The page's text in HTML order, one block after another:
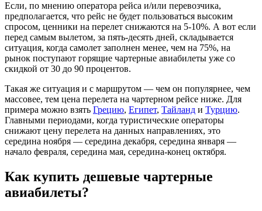
Если, по мнению оператора рейса и/или перевозчика,
предполагается, что рейс не будет пользоваться высоким
спросом, ценники на перелет снижаются на 5-10%. А вот если
перед самым вылетом, за пять-десять дней, складывается
ситуация, когда самолет заполнен менее, чем на 75%, на
рынок поступают горящие чартерные авиабилеты уже со
скидкой от 30 до 90 процентов.
Такая же ситуация и с маршрутом — чем он популярнее, чем
массовее, тем цена перелета на чартерном рейсе ниже. Для
примера можно взять Грецию, Египет, Тайланд и Турцию.
Главными периодами, когда туристические операторы
снижают цену перелета на данных направлениях, это
середина ноября — середина декабря, середина января —
начало февраля, середина мая, середина-конец октября.
Как купить дешевые чартерные
авиабилеты?